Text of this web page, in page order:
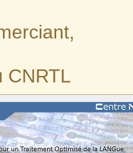
CNRTL